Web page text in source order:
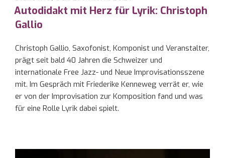
in
die
AM
Autodidakt mit Herz für Lyrik: Christoph
Gallio
Christoph Gallio, Saxofonist, Komponist und Veranstalter,
prägt seit bald 40 Jahren die Schweizer und
internationale Free Jazz- und Neue Improvisationsszene
mit. Im Gespräch mit Friederike Kenneweg verrät er, wie
er von der Improvisation zur Komposition fand und was
für eine Rolle Lyrik dabei spielt.